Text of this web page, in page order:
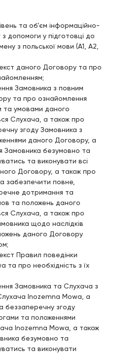
та об’єм інформаційно-
з допомоги у підготовці до
з польської мови (А1, А2,
даного Договору та про
Замовника з повним
та про ознайомлення
та умовами даного
Слухача, а також про
згоду Замовника з
даного Договору, а
Замовника безумовно та
та виконувати всі
Договору, а також про
забезпечити повне,
дотримання та
та положень даного
Слухача, а також про
щодо наслідків
даного Договору
Правил поведінки
та про необхідність з їх
Замовника та Слухача з
Inozemna Mowa, а
беззаперечну згоду
та положеннями
Inozemna Mowa, а також
безумовно та
та виконувати